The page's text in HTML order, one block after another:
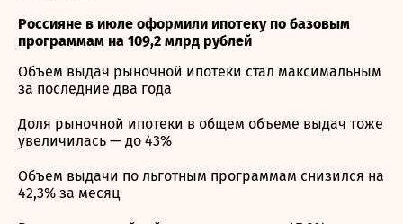
Россияне в июле оформили ипотеку по базовым
программам на 109,2 млрд рублей
Объем выдач рыночной ипотеки стал максимальным
за последние два года
Доля рыночной ипотеки в общем объеме выдач тоже
увеличилась — до 43%
Объем выдачи по льготным программам снизился на
42,3% за месяц